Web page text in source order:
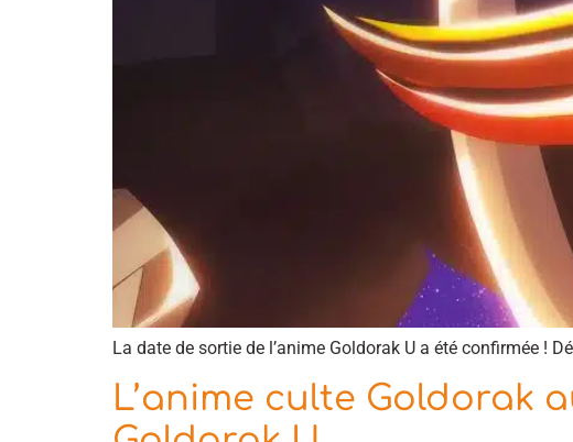
La date de sortie de l’anime Goldorak U a été confirmée !
L’anime culte Goldorak